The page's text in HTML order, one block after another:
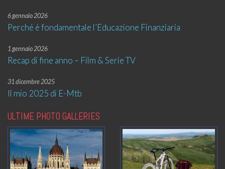
6 gennaio 2026
Perché è fondamentale l’Educazione Finanziaria
1 gennaio 2026
Recap di fine anno – Film & Serie TV
31 dicembre 2025
Il mio 2025 di E-Mtb
ULTIME PHOTO GALLERIES